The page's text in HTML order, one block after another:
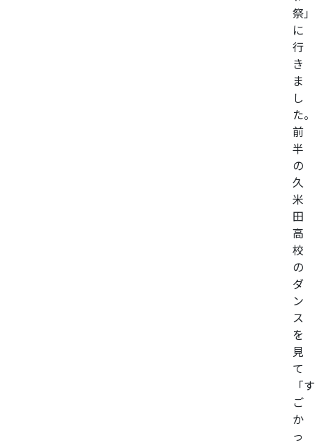
祭」
に
行
き
ま
し
た。
前
半
の
久
米
田
高
校
の
ダ
ン
ス
を
見
て
「す
ご
か
っ